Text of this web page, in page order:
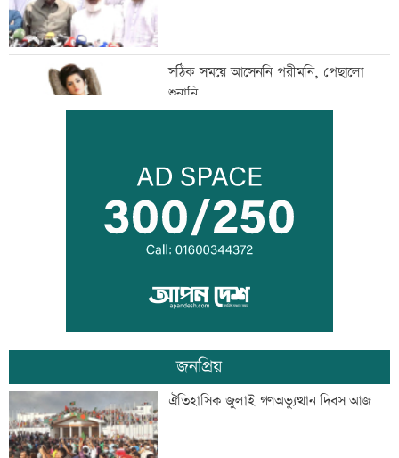
সঠিক সময়ে আসেননি পরীমনি, পেছালো
শুনানি
‘দেশ পরিচালনায় সরকার ব্যর্থ হলে তখন
সমালোচনা করবেন’
স্থগিত আলিম পরীক্ষার বিষয়সমূহের সূচি
প্রকাশ
বিপিএলে খেলতে চায় শ্রীলঙ্কার ফ্র্যাঞ্চাইজি
জনপ্রিয়
ঐতিহাসিক জুলাই গণঅভ্যুত্থান দিবস আজ